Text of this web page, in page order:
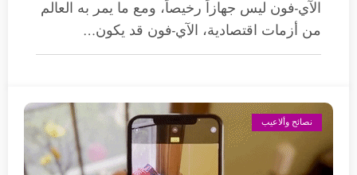
الآي-فون ليس جهازاً رخيصاً، ومع ما يمر به العالم
من أزمات اقتصادية، الآي-فون قد يكون…
نصائح وألاعيب